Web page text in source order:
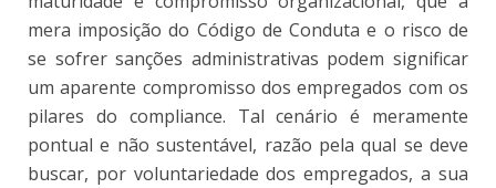
mera imposição do Código de Conduta e o risco de
se sofrer sanções administrativas podem significar
um aparente compromisso dos empregados com os
pilares do compliance. Tal cenário é meramente
pontual e não sustentável, razão pela qual se deve
buscar, por voluntariedade dos empregados, a sua